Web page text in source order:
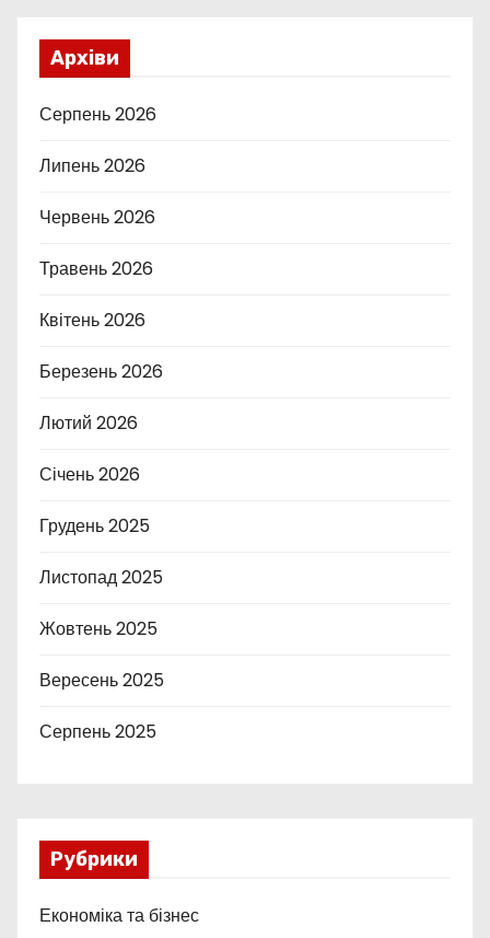
Архіви
Серпень 2026
Липень 2026
Червень 2026
Травень 2026
Квітень 2026
Березень 2026
Лютий 2026
Січень 2026
Грудень 2025
Листопад 2025
Жовтень 2025
Вересень 2025
Серпень 2025
Рубрики
Економіка та бізнес